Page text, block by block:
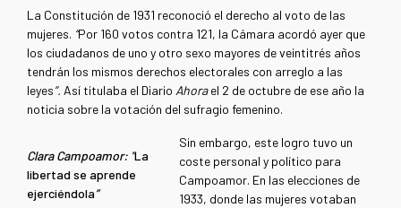
La Constitución de 1931 reconoció el derecho al voto de las
mujeres. “Por 160 votos contra 121, la Cámara acordó ayer que
los ciudadanos de uno y otro sexo mayores de veintitrés años
tendrán los mismos derechos electorales con arreglo a las
leyes”. Así titulaba el Diario Ahorael 2 de octubre de ese año la
noticia sobre la votación del sufragio femenino.
Clara Campoamor: "La
libertad se aprende
ejerciéndola”
Sin embargo, este logro tuvo un
coste personal y político para
Campoamor. En las elecciones de
1933, donde las mujeres votaban